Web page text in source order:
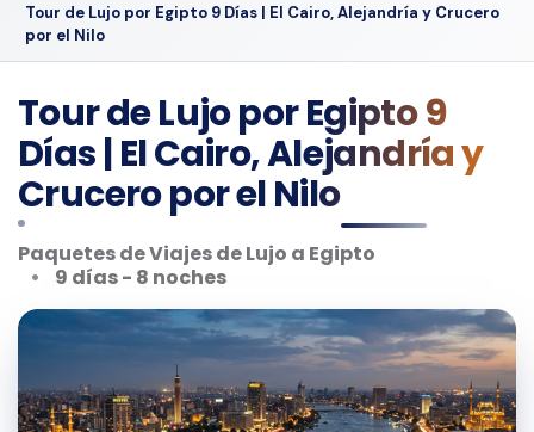
Tour de Lujo por Egipto 9 Días | El Cairo, Alejandría y Crucero
por el Nilo
Tour de Lujo por Egipto 9
Días | El Cairo, Alejandría y
Crucero por el Nilo
Paquetes de Viajes de Lujo a Egipto
9 días - 8 noches